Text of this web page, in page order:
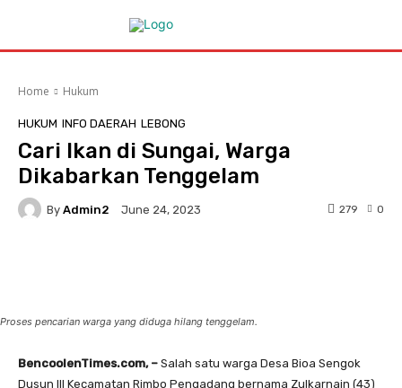
Home Hukum
HUKUM INFO DAERAH LEBONG
Cari Ikan di Sungai, Warga
Dikabarkan Tenggelam
By Admin2 June 24, 2023 0
279
Proses pencarian warga yang diduga hilang tenggelam.
BencoolenTimes.com, – Salah satu warga Desa Bioa Sengok
Dusun III Kecamatan Rimbo Pengadang bernama Zulkarnain (43)